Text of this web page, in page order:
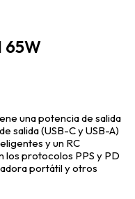
65W
una potencia de salida
salida (USB-C y USB-A)
y un RC
los protocolos PPS y PD
portátil y otros